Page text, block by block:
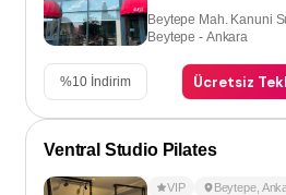
Beytepe Mah. Kanuni
Beytepe - Ankara
%10 İndirim Ücretsiz
Ventral Studio Pilates
VIP Beytepe,